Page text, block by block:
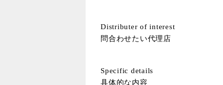
Distributer of interest
問合わせたい代理店
Specific details
具体的な内容